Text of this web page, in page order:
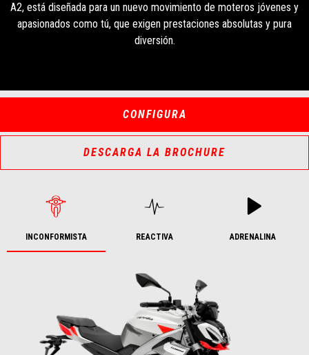
A2, está diseñada para un nuevo movimiento de moteros jóvenes y
apasionados como tú, que exigen prestaciones absolutas y pura
diversión.
CONFIGURA
DESCARGA LA BROCHURE
INCONFORMISTA REACTIVA ADRENALINA